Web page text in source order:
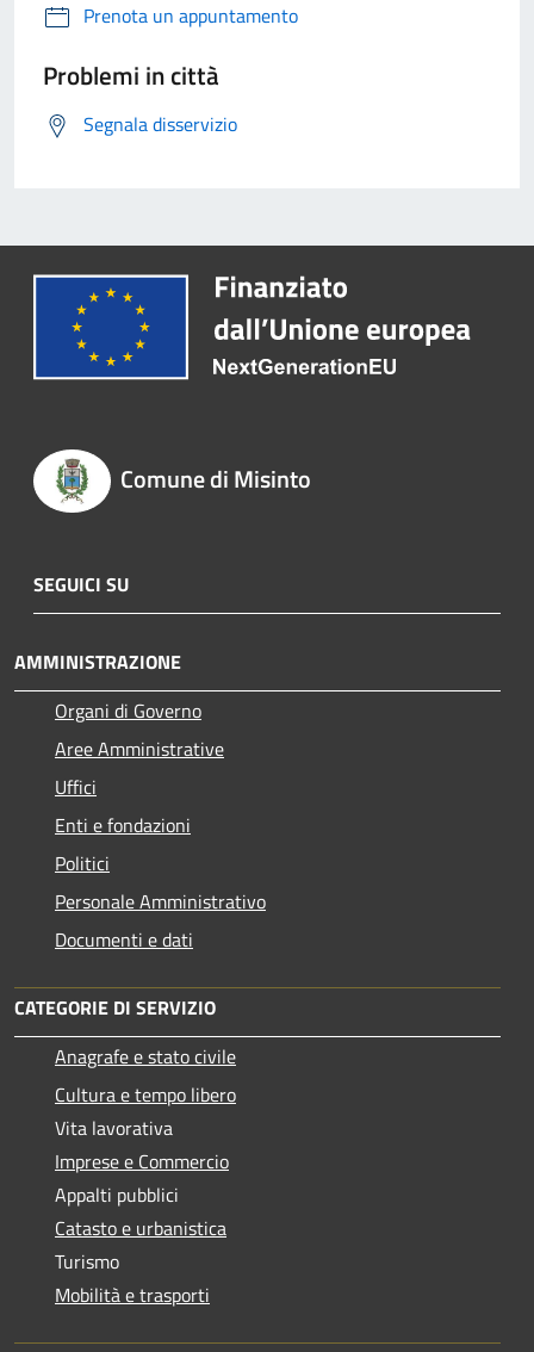
Prenota un appuntamento
Problemi in città
Segnala disservizio
Comune di Misinto
SEGUICI SU
AMMINISTRAZIONE
Organi di Governo
Aree Amministrative
Uffici
Enti e fondazioni
Politici
Personale Amministrativo
Documenti e dati
CATEGORIE DI SERVIZIO
Anagrafe e stato civile
Cultura e tempo libero
Vita lavorativa
Imprese e Commercio
Appalti pubblici
Catasto e urbanistica
Turismo
Mobilità e trasporti